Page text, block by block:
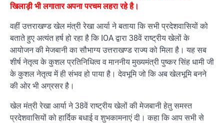
खिलाड़ी भी लगातार अपना परचम लहरा रहे है।
वहीं उत्तराखण्ड खेल मंत्री रेखा आर्या ने बताया कि सभी प्रदेशवासियों को
बताते हुए अत्यंत हर्ष हो रहा है कि IOA द्वारा 38वें राष्ट्रीय खेलों के
आयोजन की मेजबानी का सौभाग्य उत्तराखण्ड राज्य को मिला है। यह सब
शीर्ष नेतृत्व के कुशल प्रतिनिधित्व व माननीय मुख्यमंत्री पुष्कर सिंह धामी जी
के कुशल नेतृत्व में ही संभव हो पाया है। देवभूमि जो कि अब खेलभूमि बनने
की ओर भी अग्रसर है।
खेल मंत्री रेखा आर्या ने 38वें राष्ट्रीय खेलों की मेजबानी हेतु समस्त
प्रदेशवासियों को हार्दिक बधाई व शुभकामनाएं दी। कहा कि आप सभी से